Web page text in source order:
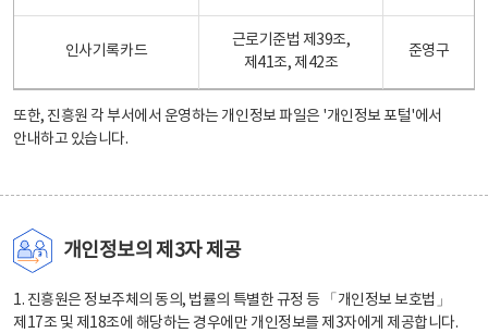
인사기록카드
근로기준법 제39조,
제41조, 제42조
준영구
또한, 진흥원 각 부서에서 운영하는 개인정보 파일은 '개인정보 포털'에서
안내하고 있습니다.
개인정보의 제3자 제공
1. 진흥원은 정보주체의 동의, 법률의 특별한 규정 등 「개인정보 보호법」
제17조 및 제18조에 해당하는 경우에만 개인정보를 제3자에게 제공합니다.